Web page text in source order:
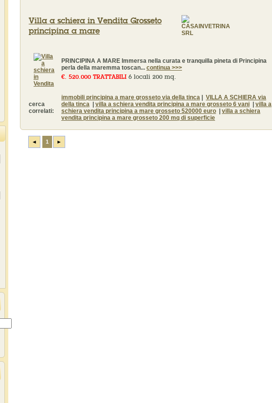
Villa a schiera in Vendita Grosseto
principina a mare
PRINCIPINA A MARE Immersa nella curata e tranquilla pineta di Principina
perla della maremma toscan... continua >>>
€. 520.000 TRATTABILI 6 locali 200 mq.
cerca
correlati:
immobili principina a mare grosseto via della tinca
VILLA A SCHIERA via
della tinca
villa a schiera vendita principina a mare grosseto 6 vani
villa a
schiera vendita principina a mare grosseto 520000 euro
villa a schiera
vendita principina a mare grosseto 200 mq di superficie
◄ 1 ►